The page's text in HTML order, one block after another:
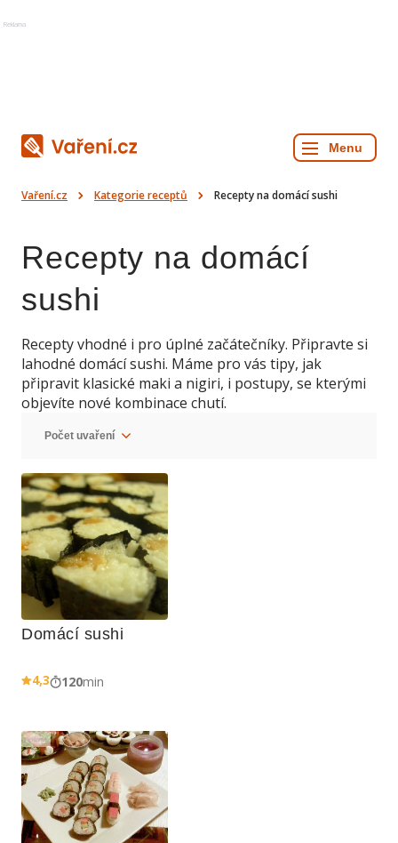
Reklama
Vaření.cz Kategorie receptů Recepty na domácí sushi
Recepty na domácí
sushi
Recepty vhodné i pro úplné začátečníky. Připravte si
lahodné domácí sushi. Máme pro vás tipy, jak
připravit klasické maki a nigiri, i postupy, se kterými
objevíte nové kombinace chutí.
Domácí sushi
4,3 120min
Reklama